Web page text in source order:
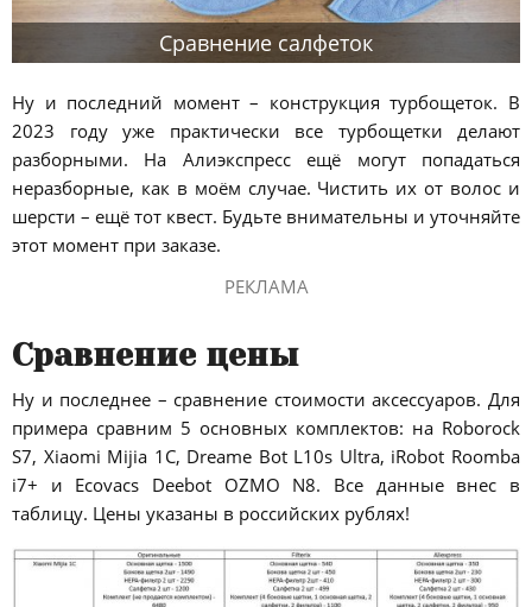
Сравнение салфеток
Ну и последний момент – конструкция турбощеток. В
2023 году уже практически все турбощетки делают
разборными. На Алиэкспресс ещё могут попадаться
неразборные, как в моём случае. Чистить их от волос и
шерсти – ещё тот квест. Будьте внимательны и уточняйте
этот момент при заказе.
РЕКЛАМА
Сравнение цены
Ну и последнее – сравнение стоимости аксессуаров. Для
примера сравним 5 основных комплектов: на Roborock
S7, Xiaomi Mijia 1C, Dreame Bot L10s Ultra, iRobot Roomba
i7+ и Ecovacs Deebot OZMO N8. Все данные внес в
таблицу. Цены указаны в российских рублях!